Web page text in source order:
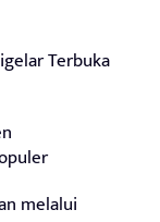
Terbuka
melalui